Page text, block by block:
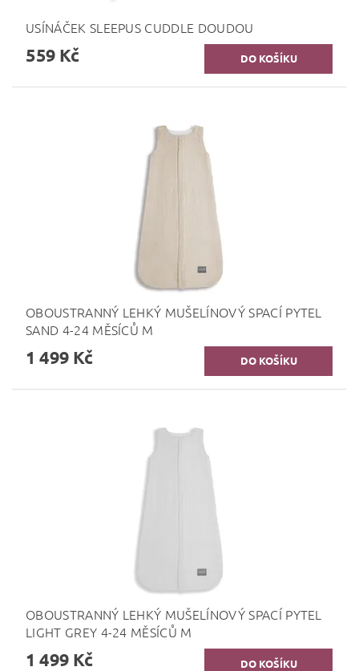
USÍNÁČEK SLEEPUS CUDDLE DOUDOU
559 Kč
OBOUSTRANNÝ LEHKÝ MUŠELÍNOVÝ SPACÍ PYTEL
SAND 4-24 MĚSÍCŮ M
1 499 Kč
OBOUSTRANNÝ LEHKÝ MUŠELÍNOVÝ SPACÍ PYTEL
LIGHT GREY 4-24 MĚSÍCŮ M
1 499 Kč